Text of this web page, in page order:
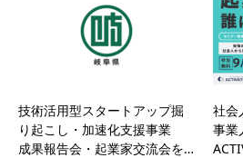
技術活用型スタートアップ掘
り起こし・加速化支援事業
成果報告会・起業家交流会を…
社会
事業